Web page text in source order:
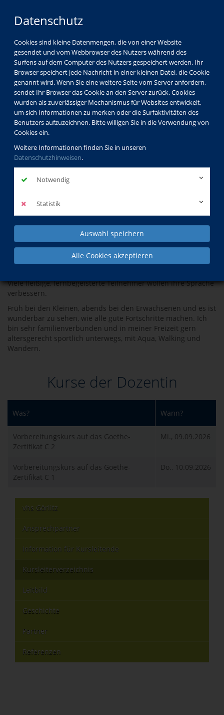
Datenschutz
Cookies sind kleine Datenmengen, die von einer Website
gesendet und vom Webbrowser des Nutzers während des
Surfens auf dem Computer des Nutzers gespeichert werden. Ihr
Browser speichert jede Nachricht in einer kleinen Datei, die Cookie
genannt wird. Wenn Sie eine weitere Seite vom Server anfordern,
sendet Ihr Browser das Cookie an den Server zurück. Cookies
wurden als zuverlässiger Mechanismus für Websites entwickelt,
um sich Informationen zu merken oder die Surfaktivitäten des
Benutzers aufzuzeichnen. Bitte willigen Sie in die Verwendung von
Cookies ein.
Weitere Informationen finden Sie in unseren
Datenschutzhinweisen.
Notwendig
Statistik
Auswahl speichern
Alle Cookies akzeptieren
vhs Görlitz
Kursleiterverzeichnis
Andrea Schmidt
Andrea Schmidt
Dozentinnenprofil
letztens im Gespräch mit meinem Enkelsohn so darüber
es für ihn unfassbar: 10 Jahre eigene Schulzeit und 40 Jahre
als Lehrerin. Mein Name ist Andrea Schmidt, ich bin in Görlitz
geboren, aufgewachsen und lebe schon immer in dieser sich
so schön entwickelnden Stadt. Neben meiner Arbeit als
Grundschullehrerin in der DPFA Regenbogen-GS Görlitz,
Viele fleißige, lernbegeisterte Teilnehmer wollen ihre Sprache
verbessern.
Früh bei den Kleinen, abends bei den Erwachsenen und es ist
wunderbar zu sehen, wie alle gute Fortschritte machen. Ich
bin sehr familienverbunden und in meiner Freizeit gern
altersgerecht sportlich unterwegs, mit Aqua, Walking und
Wandern.
Kurse der Dozentin
Was? Wann?
Vorbereitungskurs auf das Goethe-
Zertifikat C 2
Mi., 09.09.2026
Vorbereitungskurs auf das Goethe-
Zertifikat C 1
Do., 10.09.2026
vhs Görlitz
Ansprechpartner
Information für Kursleitende
Kursleiterverzeichnis
Leitbild
Geschichte
Partner
Referenzen